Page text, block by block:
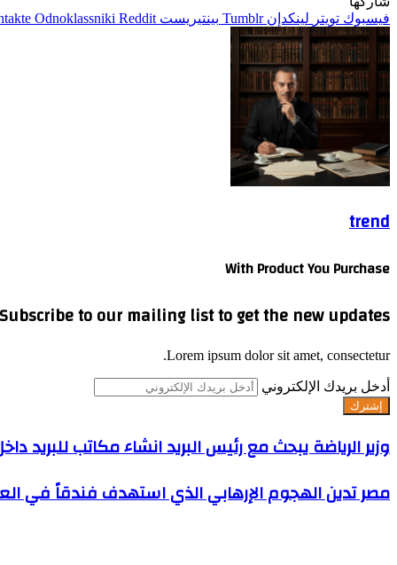
فيسبوك تويتر لينكدإن بينتيريست Odnoklassniki
trend
With Product You Purchase
Subscribe to our mailing list to get the new updates!
Lorem ipsum dolor sit amet, consectetur.
أدخل بريدك الإلكتروني
وزير الرياضة يبحث مع رئيس البريد انشاء مكاتب للبريد
مصر تدين الهجوم الإرهابي الذي استهدف فندقاً في